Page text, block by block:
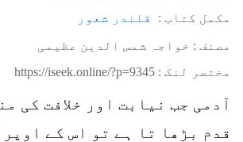
مکمل کتاب : قلندر شعور
مصنف : خواجہ شمس الدین عظیمی
مختصر لنک : https://iseek.online/?p=9345
آدمی جب نیابت اور خلافت کی
قدم بڑھا تا ہے تو اس کے اوپر